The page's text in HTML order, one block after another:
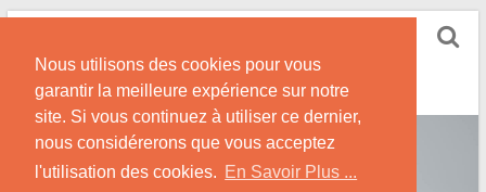
Nous utilisons des cookies pour vous
garantir la meilleure expérience sur notre
site. Si vous continuez à utiliser ce dernier,
nous considérerons que vous acceptez
l'utilisation des cookies. En Savoir Plus ...
Skip
content
Conseils et Infos pour la Rencontre d'une Belle
Africaine !